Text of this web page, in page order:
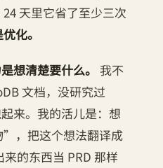
天里它省了至少三次
化。
想清楚要什么。
我不
文档，没研究过
来。我的活儿是：想
，把这个想法翻译成
的东西当 PRD 那样